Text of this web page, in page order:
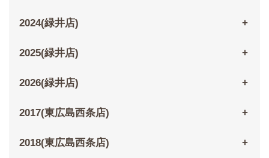
2024(緑井店)
2025(緑井店)
2026(緑井店)
2017(東広島西条店)
2018(東広島西条店)